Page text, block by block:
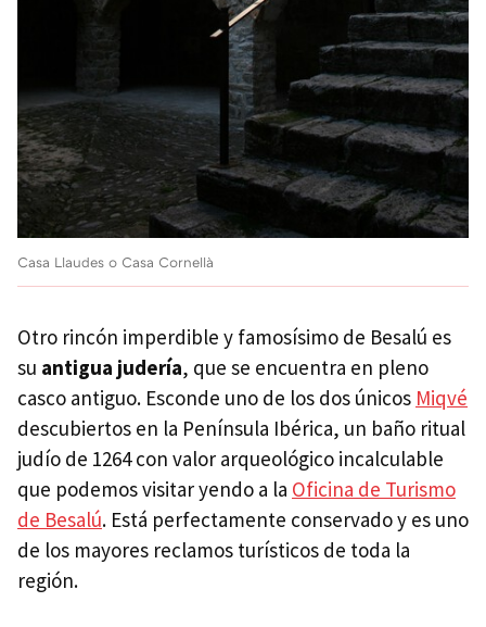
Casa Llaudes o Casa Cornellà
Otro rincón imperdible y famosísimo de Besalú es
su antigua judería, que se encuentra en pleno
casco antiguo. Esconde uno de los dos únicos Miqvé
descubiertos en la Península Ibérica, un baño ritual
judío de 1264 con valor arqueológico incalculable
que podemos visitar yendo a la Oficina de Turismo
de Besalú. Está perfectamente conservado y es uno
de los mayores reclamos turísticos de toda la
región.